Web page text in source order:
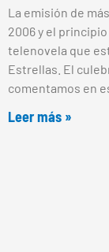
La emisión de
2006 y el
telenovela que
Estrellas. El
comentamos en
Leer más »